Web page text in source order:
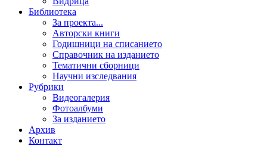
Библиотека
За проекта...
Авторски книги
Годишници на списанието
Справочник на изданието
Тематични сборници
Научни изследвания
Рубрики
Видеогалерия
Фотоалбуми
За изданието
Архив
Контакт